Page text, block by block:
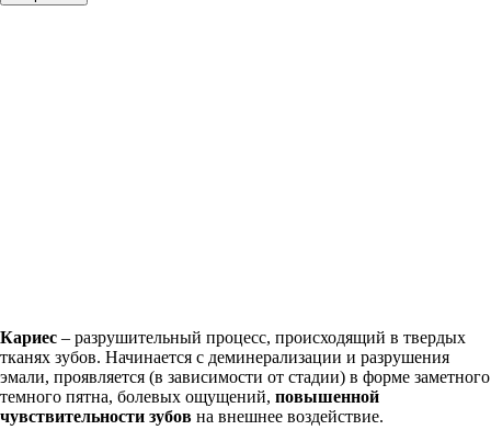
Кариес – разрушительный процесс, происходящий в твердых
тканях зубов. Начинается с деминерализации и разрушения
эмали, проявляется (в зависимости от стадии) в форме заметного
темного пятна, болевых ощущений, повышенной
чувствительности зубов на внешнее воздействие.